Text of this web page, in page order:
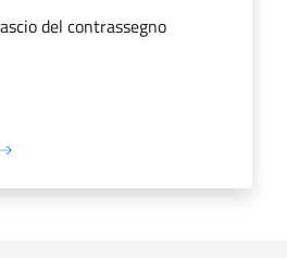
del contrassegno